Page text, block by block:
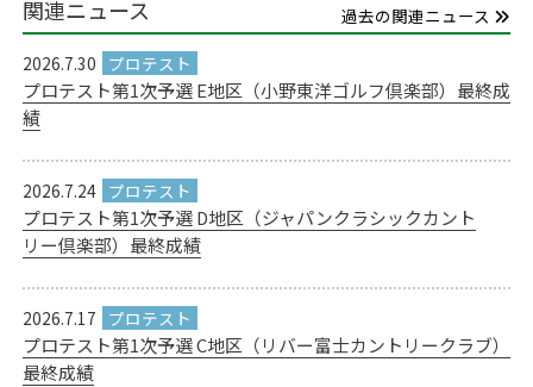
関連ニュース
過去の関連ニュース
2026.7.30
プロテスト第1次予選 E地区（小野東洋ゴルフ倶楽部）最終成
績
2026.7.24
プロテスト第1次予選 D地区（ジャパンクラシックカント
リー倶楽部）最終成績
2026.7.17
プロテスト第1次予選 C地区（リバー富士カントリークラブ）
最終成績